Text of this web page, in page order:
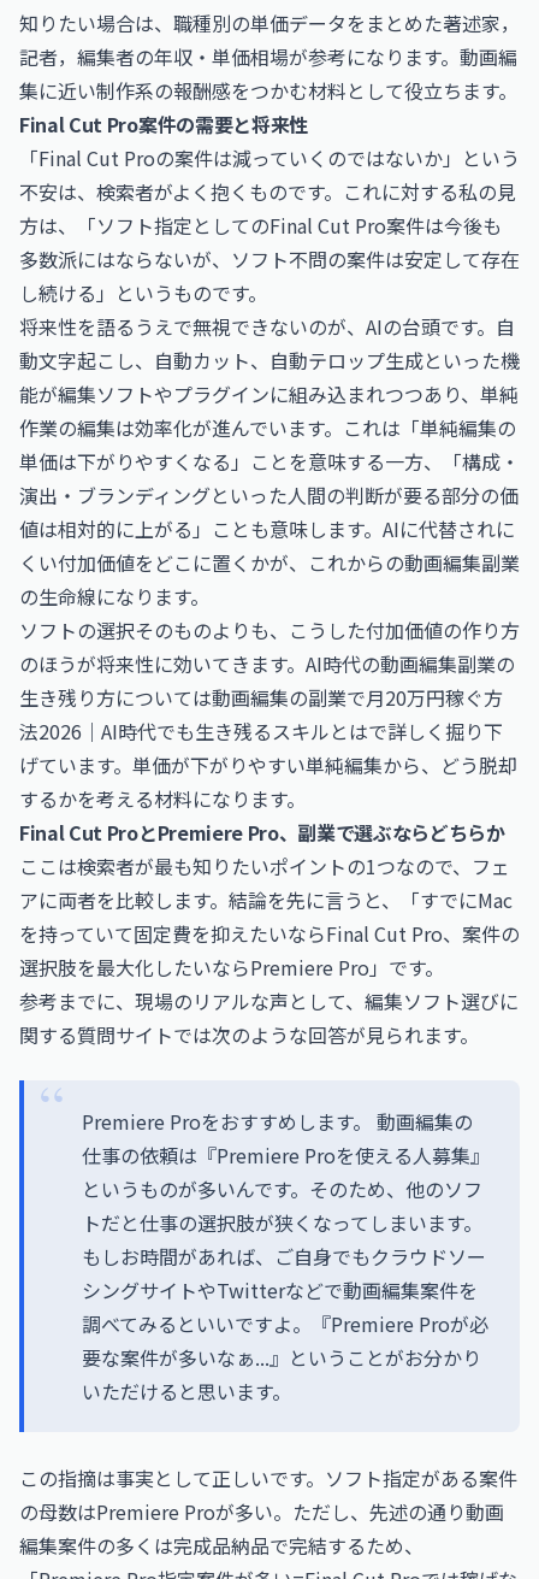
知りたい場合は、職種別の単価データをまとめた著述家，
記者，編集者の年収・単価相場が参考になります。動画編
集に近い制作系の報酬感をつかむ材料として役立ちます。
Final Cut Pro案件の需要と将来性
「Final Cut Proの案件は減っていくのではないか」という
不安は、検索者がよく抱くものです。これに対する私の見
方は、「ソフト指定としてのFinal Cut Pro案件は今後も
多数派にはならないが、ソフト不問の案件は安定して存在
し続ける」というものです。
将来性を語るうえで無視できないのが、AIの台頭です。自
動文字起こし、自動カット、自動テロップ生成といった機
能が編集ソフトやプラグインに組み込まれつつあり、単純
作業の編集は効率化が進んでいます。これは「単純編集の
単価は下がりやすくなる」ことを意味する一方、「構成・
演出・ブランディングといった人間の判断が要る部分の価
値は相対的に上がる」ことも意味します。AIに代替されに
くい付加価値をどこに置くかが、これからの動画編集副業
の生命線になります。
ソフトの選択そのものよりも、こうした付加価値の作り方
のほうが将来性に効いてきます。AI時代の動画編集副業の
生き残り方については動画編集の副業で月20万円稼ぐ方
法2026｜AI時代でも生き残るスキルとはで詳しく掘り下
げています。単価が下がりやすい単純編集から、どう脱却
するかを考える材料になります。
Final Cut ProとPremiere Pro、副業で選ぶならどちらか
ここは検索者が最も知りたいポイントの1つなので、フェ
アに両者を比較します。結論を先に言うと、「すでにMac
を持っていて固定費を抑えたいならFinal Cut Pro、案件の
選択肢を最大化したいならPremiere Pro」です。
参考までに、現場のリアルな声として、編集ソフト選びに
関する質問サイトでは次のような回答が見られます。
Premiere Proをおすすめします。 動画編集の
仕事の依頼は『Premiere Proを使える人募集』
というものが多いんです。そのため、他のソフ
トだと仕事の選択肢が狭くなってしまいます。
もしお時間があれば、ご自身でもクラウドソー
シングサイトやTwitterなどで動画編集案件を
調べてみるといいですよ。『Premiere Proが必
要な案件が多いなぁ...』ということがお分かり
いただけると思います。
この指摘は事実として正しいです。ソフト指定がある案件
の母数はPremiere Proが多い。ただし、先述の通り動画
編集案件の多くは完成品納品で完結するため、